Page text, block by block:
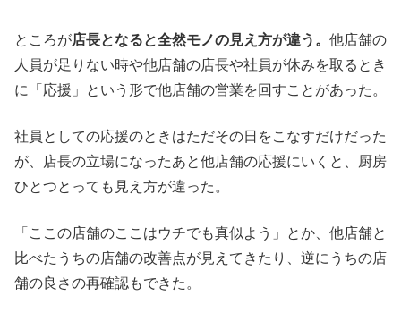
ところが店長となると全然モノの見え方が違う。 他店舗の
人員が足りない時や他店舗の店長や社員が休みを取るとき
に「応援」という形で他店舗の営業を回すことがあった。
社員としての応援のときはただその日をこなすだけだった
が、店長の立場になったあと他店舗の応援にいくと、厨房
ひとつとっても見え方が違った。
「ここの店舗のここはウチでも真似よう」とか、他店舗と
比べたうちの店舗の改善点が見えてきたり、逆にうちの店
舗の良さの再確認もできた。